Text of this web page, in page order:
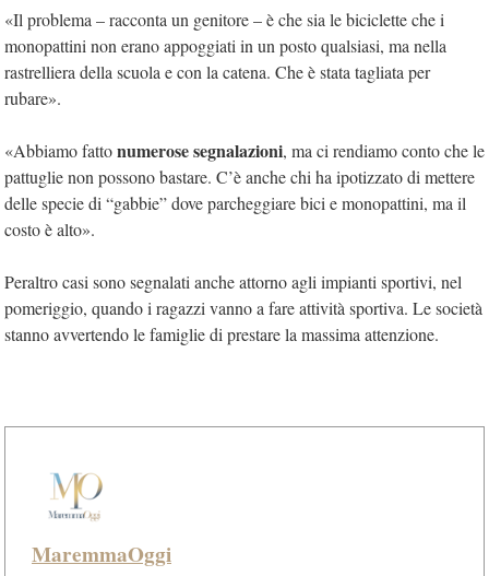
«Il problema – racconta un genitore – è che sia le biciclette che i
monopattini non erano appoggiati in un posto qualsiasi, ma nella
rastrelliera della scuola e con la catena. Che è stata tagliata per
rubare».
«Abbiamo fattonumerose segnalazioni, ma ci rendiamo conto che le
pattuglie non possono bastare. C’è anche chi ha ipotizzato di mettere
delle specie di “gabbie” dove parcheggiare bici e monopattini, ma il
costo è alto».
Peraltro casi sono segnalati anche attorno agli impianti sportivi, nel
pomeriggio, quando i ragazzi vanno a fare attività sportiva. Le società
stanno avvertendo le famiglie di prestare la massima attenzione.
MaremmaOggi